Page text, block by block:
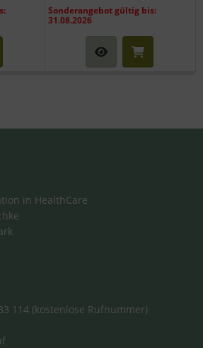
Sonderangebot gültig bis:
31.08.2026
in HealthCare
114 (kostenlose Rufnummer)